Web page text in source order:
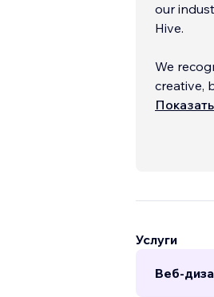
our
Hive.
We
creative,
does
Услуги
Веб-